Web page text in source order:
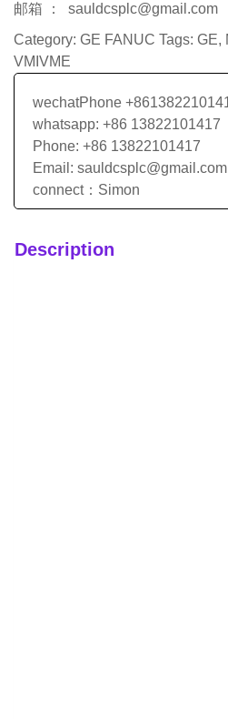
邮箱 ： sauldcsplc@gmail.com
Category: GE FANUC Tags: GE,
VMIVME
wechatPhone
whatsapp: +86 13822101417
Phone: +86 13822101417
Email: sauldcsplc@gmail.com
connect：Simon
Description